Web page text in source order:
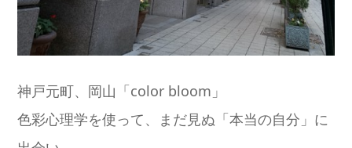
神戸元町、岡山「color bloom」
色彩心理学を使って、まだ見ぬ「本当の自分」に